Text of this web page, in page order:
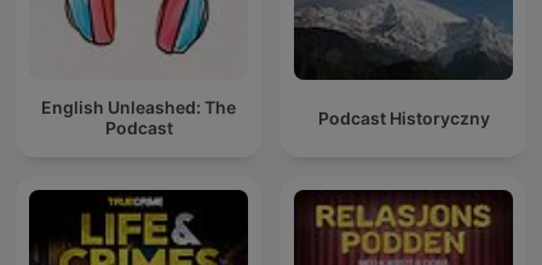
English Unleashed: The
Podcast
Podcast Historyczny